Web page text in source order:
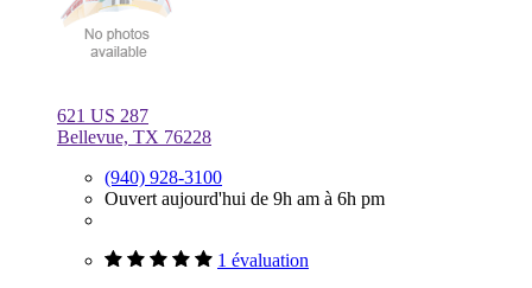
621 US 287
Bellevue, TX 76228
(940) 928-3100
Ouvert aujourd'hui de 9h am à 6h pm
1 évaluation